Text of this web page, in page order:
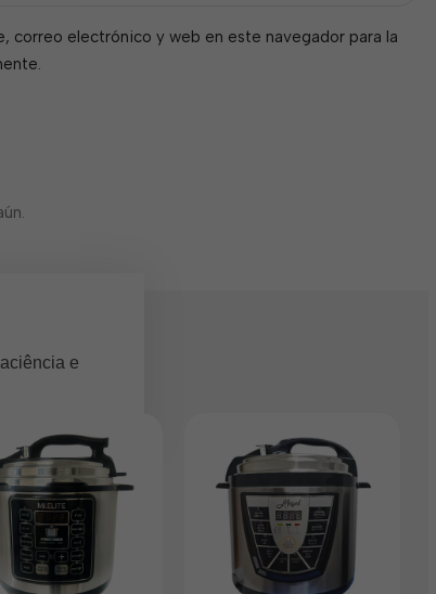
correo electrónico y web en este navegador para la
e